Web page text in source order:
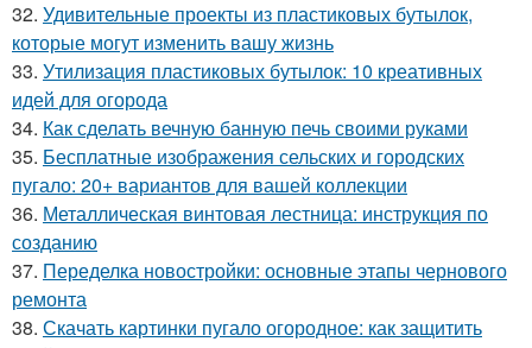
32. Удивительные проекты из пластиковых бутылок,
которые могут изменить вашу жизнь
33. Утилизация пластиковых бутылок: 10 креативных
идей для огорода
34. Как сделать вечную банную печь своими руками
35. Бесплатные изображения сельских и городских
пугало: 20+ вариантов для вашей коллекции
36. Металлическая винтовая лестница: инструкция по
созданию
37. Переделка новостройки: основные этапы чернового
ремонта
38. Скачать картинки пугало огородное: как защитить